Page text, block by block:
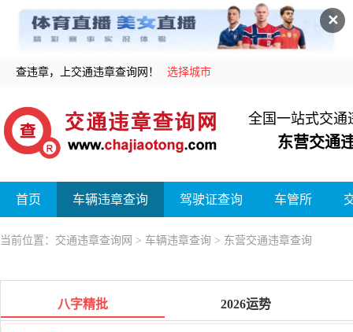
✕
查违章，上交通违章查询网！ 选择城市
全国一站式交通
东营交通
首页 车辆违章查询 驾驶证查询 车管所
当前位置： 交通违章查询网 > 车辆违章查询 > 东营交通违章查询
八字精批 2026运势